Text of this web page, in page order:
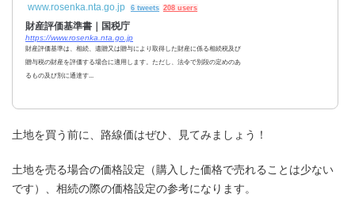
www.rosenka.nta.go.jp 6 tweets 208 users
財産評価基準書｜国税庁
https://www.rosenka.nta.go.jp
財産評価基準は、相続、遺贈又は贈与により取得した財産に係る相続税及び
贈与税の財産を評価する場合に適用します。ただし、法令で別段の定めのあ
るもの及び別に通達す...
土地を買う前に、路線価はぜひ、見てみましょう！
土地を売る場合の価格設定（購入した価格で売れることは少ない
です）、相続の際の価格設定の参考になります。